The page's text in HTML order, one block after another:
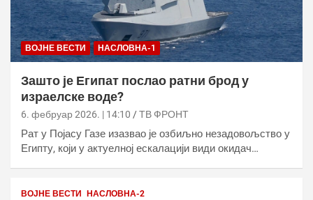
ВОЈНЕ ВЕСТИ НАСЛОВНА-1
Зашто је Египат послао ратни брод у
израелске воде?
6. фебруар 2026. | 14:10 ТВ ФРОНТ
Рат у Појасу Газе изазвао је озбиљно незадовољство у
Египту, који у актуелној ескалацији види окидач…
ВОЈНЕ ВЕСТИ НАСЛОВНА-2